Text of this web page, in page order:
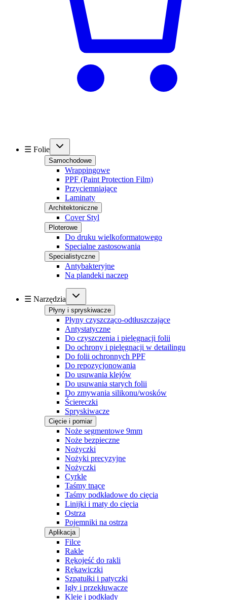
☰ Folie
Samochodowe
Wrappingowe
PPF (Paint Protection Film)
Przyciemniające
Laminaty
Architektoniczne
Cover Styl
Ploterowe
Do druku wielkoformatowego
Specialne zastosowania
Specialistyczne
Antybakteryjne
Na plandeki naczep
☰ Narzędzia
Płyny i spryskiwacze
Płyny czyszcząco-odtłuszczające
Antystatyczne
Do czyszczenia i pielęgnacji folii
Do ochrony i pielęgnacji w detailingu
Do folii ochronnych PPF
Do repozycjonowania
Do usuwania klejów
Do usuwania starych folii
Do zmywania silikonu/wosków
Ściereczki
Spryskiwacze
Cięcie i pomiar
Noże segmentowe 9mm
Noże bezpieczne
Nożyczki
Nożyki precyzyjne
Nożyczki
Cyrkle
Taśmy tnące
Taśmy podkładowe do cięcia
Linijki i maty do cięcia
Ostrza
Pojemniki na ostrza
Aplikacja
Filce
Rakle
Rękojeść do rakli
Rękawiczki
Szpatułki i patyczki
Igły i przekłuwacze
Kleje i podkłady